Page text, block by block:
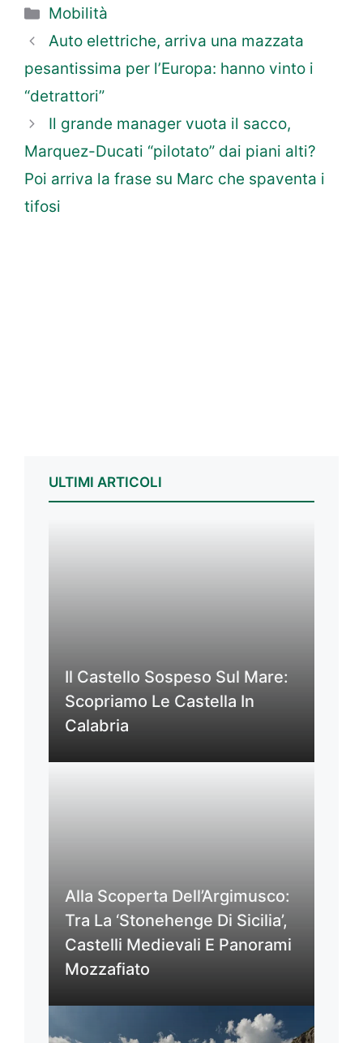
Categorie
Mobilità
Auto elettriche, arriva una mazzata
pesantissima per l’Europa: hanno vinto i
“detrattori”
Il grande manager vuota il sacco,
Marquez-Ducati “pilotato” dai piani alti?
Poi arriva la frase su Marc che spaventa i
tifosi
ULTIMI ARTICOLI
Il Castello Sospeso Sul Mare:
Scopriamo Le Castella In
Calabria
Alla Scoperta Dell’Argimusco:
Tra La ‘Stonehenge Di Sicilia’,
Castelli Medievali E Panorami
Mozzafiato